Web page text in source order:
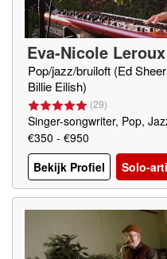
Eva-Nicole
Pop/jazz/bruiloft (Ed
Billie Eilish)
(29)
Singer-songwriter, Pop,
€350 - €950
Bekijk Profiel
Solo-